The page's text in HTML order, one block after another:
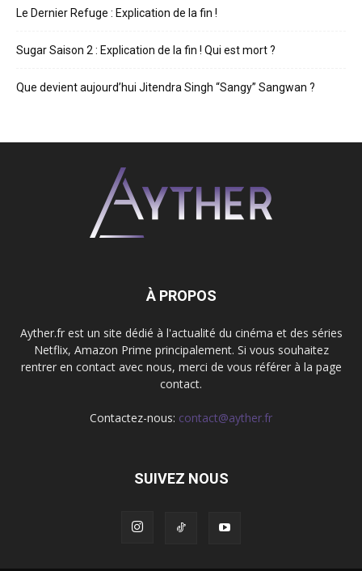
Le Dernier Refuge : Explication de la fin !
Sugar Saison 2 : Explication de la fin ! Qui est mort ?
Que devient aujourd’hui Jitendra Singh “Sangy” Sangwan ?
À PROPOS
Ayther.fr est un site dédié à l'actualité du cinéma et des séries
Netflix, Amazon Prime principalement. Si vous souhaitez
rentrer en contact avec nous, merci de vous référer à la page
contact.
Contactez-nous: contact@ayther.fr
SUIVEZ NOUS